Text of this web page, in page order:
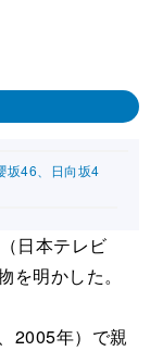
坂46、日向坂4
日本テレビ
明かした。
2005年）で親